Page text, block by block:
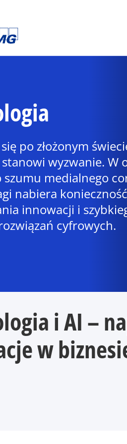
po złożonym
wyzwanie. W
medialnego
nabiera konieczność
innowacji i
cyfrowych.
i AI –
w